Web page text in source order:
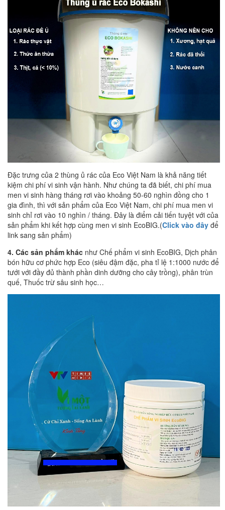
Đặc trưng của 2 thùng ủ rác của Eco Việt Nam là khả năng tiết
kiệm chi phí vi sinh vận hành. Như chúng ta đã biết, chi phí mua
men vi sinh hàng tháng rơi vào khoảng 50-60 nghìn đồng cho 1
gia đình, thì với sản phẩm của Eco Việt Nam, chi phí mua men vi
sinh chỉ rơi vào 10 nghìn / tháng. Đây là điểm cải tiến tuyệt với của
sản phẩm khi kết hợp cùng men vi sinh EcoBIG.(Click vào đây để
link sang sản phẩm)
4. Các sản phẩm khác như Chế phẩm vi sinh EcoBIG, Dịch phân
bón hữu cơ phức hợp Eco (siêu đậm đặc, pha tỉ lệ 1:1000 nước để
tưới với đầy đủ thành phần dinh dưỡng cho cây trồng), phân trùn
quế, Thuốc trừ sâu sinh học…